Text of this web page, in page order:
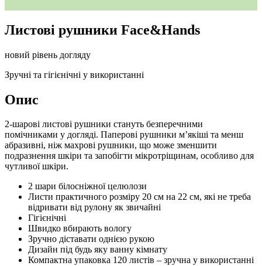
Листові рушники Face&Hands
новий рівень догляду
Зручні та гігієнічні у використанні
Опис
2-шарові листові рушники стануть безперечними
помічниками у догляді. Паперові рушники м’якіші та менш
абразивні, ніж махрові рушники, що може зменшити
подразнення шкіри та запобігти мікротріщинам, особливо для
чутливої шкіри.
2 шари білосніжної целюлози
Листи практичного розміру 20 см на 22 см, які не треба
відривати від рулону як звичайні
Гігієнічні
Швидко вбирають вологу
Зручно діставати однією рукою
Дизайн під будь яку ванну кімнату
Компактна упаковка 120 листів – зручна у використанні